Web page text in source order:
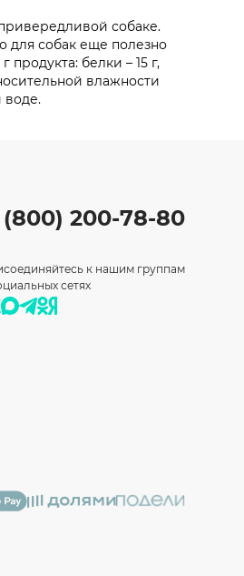
собаке.
для собак еще полезно
белки – 15 г,
влажности
воде.
200-78-80
к нашим группам
сетях